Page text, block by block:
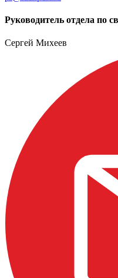
Руководитель отдела по
Сергей Михеев